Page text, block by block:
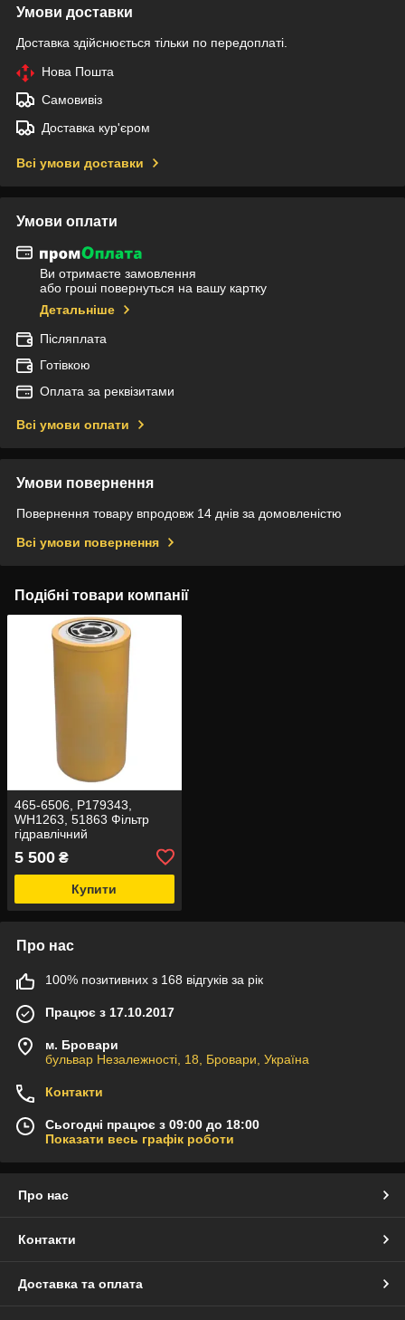
Умови доставки
Доставка здійснюється тільки по передоплаті.
Нова Пошта
Самовивіз
Доставка кур'єром
Всі умови доставки
Умови оплати
Ви отримаєте замовлення
або гроші повернуться на вашу картку
Детальніше
Післяплата
Готівкою
Оплата за реквізитами
Всі умови оплати
Умови повернення
Повернення товару впродовж 14 днів за домовленістю
Всі умови повернення
Подібні товари компанії
465-6506, P179343,
WH1263, 51863 Фільтр
гідравлічний
5 500 ₴
Купити
Про нас
100% позитивних з 168 відгуків за рік
Працює з 17.10.2017
м. Бровари
бульвар Незалежності, 18, Бровари, Україна
Контакти
Сьогодні працює з 09:00 до 18:00
Показати весь графік роботи
Про нас
Контакти
Доставка та оплата